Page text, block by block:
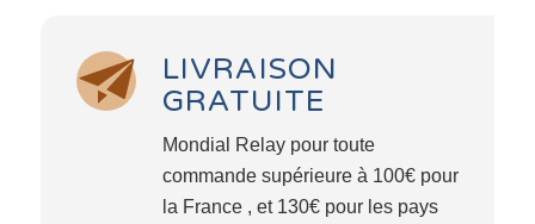
LIVRAISON
GRATUITE
Mondial Relay pour toute
commande supérieure à 100€ pour
la France , et 130€ pour les pays